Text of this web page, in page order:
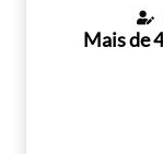
Mais de